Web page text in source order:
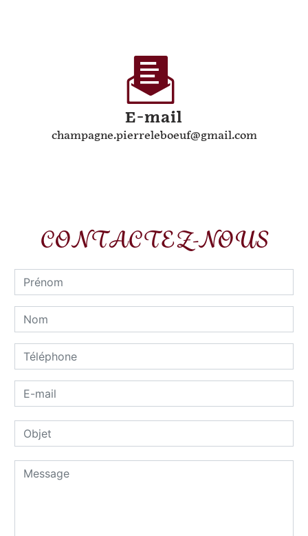
E-mail
champagne.pierreleboeuf@gmail.com
CONTACTEZ-NOUS